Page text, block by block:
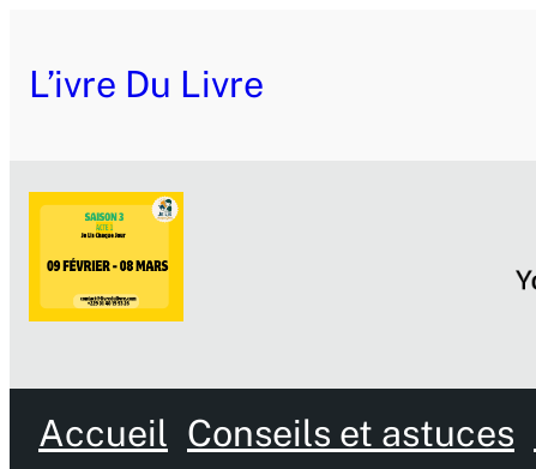
au
L’ivre Du Livre
Accueil Conseils et astuces